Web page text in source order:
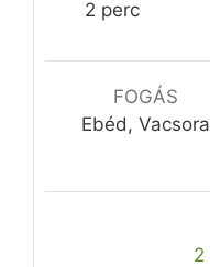
2 perc
perc
FOGÁS
Ebéd, Vacsora
2